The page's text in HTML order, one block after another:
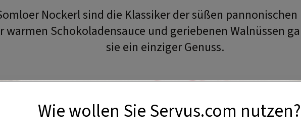
Nockerl sind die Klassiker der süßen
warmen Schokoladensauce und geriebenen Walnüssen
sie ein einziger Genuss.
Wie wollen Sie Servus.com nutzen?